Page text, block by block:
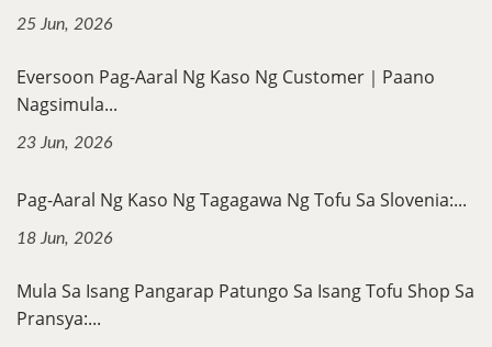
25 Jun, 2026
Eversoon Pag-Aaral Ng Kaso Ng Customer｜Paano
Nagsimula...
23 Jun, 2026
Pag-Aaral Ng Kaso Ng Tagagawa Ng Tofu Sa Slovenia:...
18 Jun, 2026
Mula Sa Isang Pangarap Patungo Sa Isang Tofu Shop Sa
Pransya:...